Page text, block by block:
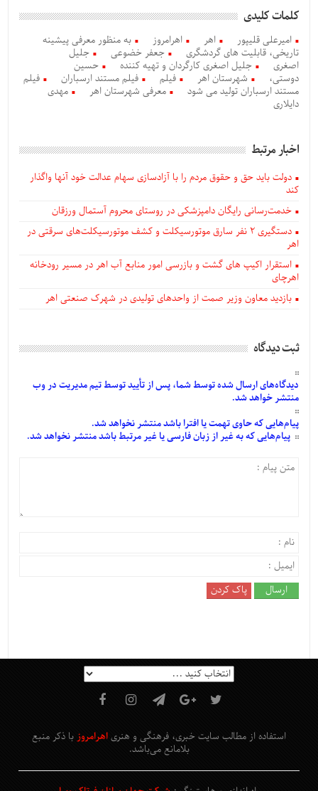
کلمات کلیدی
امیرعلی قلیپور اهر اهرامروز
به منظور معرفی پیشینه
تاریخی، قابلیت های گردشگری
جعفر خضوعی
جلیل
اصغری
جلیل اصغری کارگردان و تهیه کننده
حسین
دوستی،
شهرستان اهر فیلم فیلم مستند ارسباران
فیلم
مستند ارسباران تولید می شود
معرفی شهرستان اهر
مهدی
دایلاری
اخبار مرتبط
دولت باید حق و حقوق مردم را با آزادسازی سهام عدالت خود آنها واگذار
کند
خدمت‌رسانی رایگان دامپزشکی در روستای محروم آستمال ورزقان
دستگيری ۲ نفر سارق موتورسیکلت و کشف موتورسیکلت‌های سرقتی در
اهر
استقرار اکیپ های گشت و بازرسی امور منابع آب اهر در مسیر رودخانه
اهرچای
بازدید معاون وزیر صمت از واحدهای تولیدی در شهرک صنعتی اهر
ثبت دیدگاه
دیدگاه‌هایارسالشدهتوسط شما، پس ازتأییدتوسط تیم مدیریت در وب
منتشر خواهد شد.
پیام‌هاییکه حاوی تهمت یا افترا باشد منتشر نخواهد شد.
پیام‌هاییکه به غیر از زبان فارسی یا غیر مرتبط باشد منتشر نخواهد شد.
استفاده از مطالب سایت خبری، فرهنگی و هنری اهرامروز با ذکر منبع
بلامانع می‌باشد.